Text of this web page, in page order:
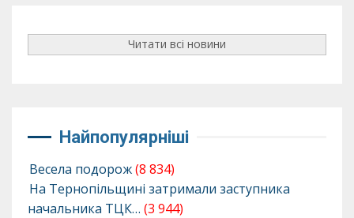
Читати всі новини
Найпопулярніші
Весела подорож(8 834)
На Тернопільщині затримали заступника
начальника ТЦК… (3 944)